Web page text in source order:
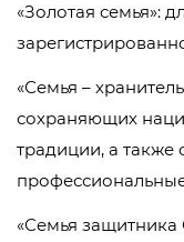
«Золотая семья»:
«Семья –
сохраняющих
традиции, а
«Семья защитника